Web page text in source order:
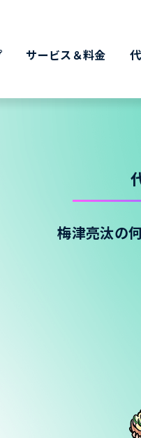
サービス＆料金
梅津亮汰の